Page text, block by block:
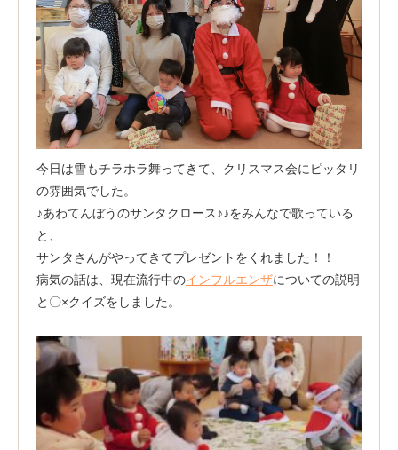
今日は雪もチラホラ舞ってきて、クリスマス会にピッタリ
の雰囲気でした。
♪あわてんぼうのサンタクロース♪♪をみんなで歌っている
と、
サンタさんがやってきてプレゼントをくれました！！
病気の話は、現在流行中のインフルエンザについての説明
と〇×クイズをしました。